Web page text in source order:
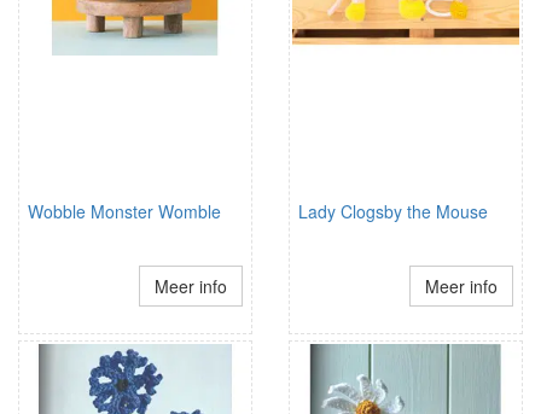
Wobble Monster Womble
Meer info
Lady Clogsby the Mouse
Meer info